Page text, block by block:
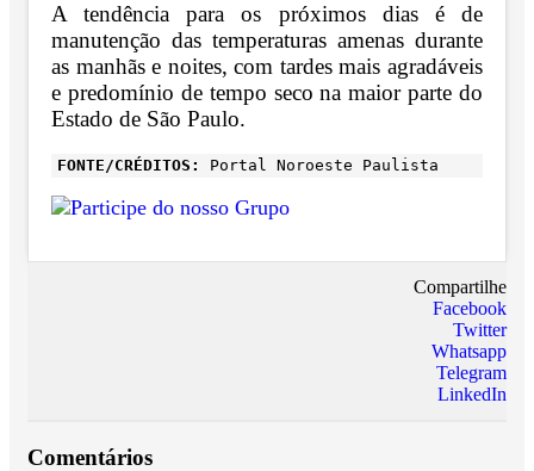
A tendência para os próximos dias é de
manutenção das temperaturas amenas durante
as manhãs e noites, com tardes mais agradáveis
e predomínio de tempo seco na maior parte do
Estado de São Paulo.
FONTE/CRÉDITOS: Portal Noroeste Paulista
Compartilhe
Facebook
Twitter
Whatsapp
Telegram
LinkedIn
Comentários